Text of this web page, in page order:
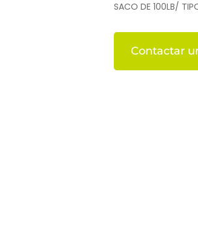
SACO DE 100LB/
Contactar